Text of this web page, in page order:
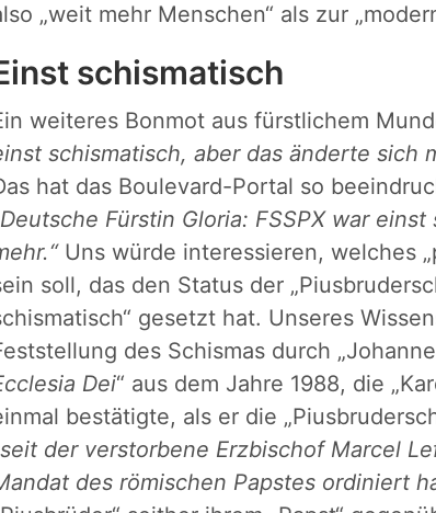
„weit mehr Menschen“ als zur
schismatisch
weiteres Bonmot aus fürstlichem
schismatisch, aber das änderte sich
hat das Boulevard-Portal so
Fürstin Gloria: FSSPX war
Uns würde interessieren, welches
soll, das den Status der
gesetzt hat. Unseres
des Schismas durch
Dei“ aus dem Jahre 1988, die
bestätigte, als er die
der verstorbene Erzbischof Marcel
des römischen Papstes ordiniert